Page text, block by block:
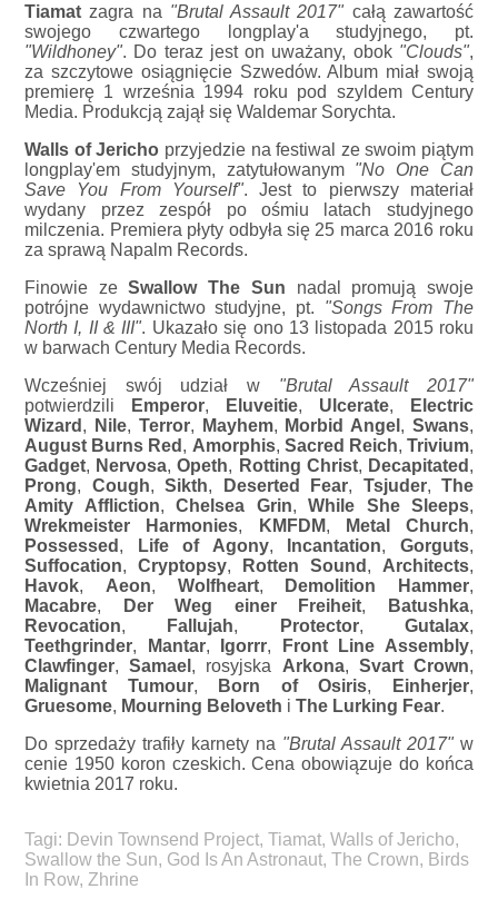
Tiamat zagra na "Brutal Assault 2017"całą zawartość
swojego czwartego longplay'a studyjnego, pt.
"Wildhoney". Do teraz jest on uważany, obok "Clouds",
za szczytowe osiągnięcie Szwedów. Album miał swoją
premierę 1 września 1994 roku pod szyldem Century
Media. Produkcją zajął się Waldemar Sorychta.
Walls of Jericho przyjedzie na festiwal ze swoim piątym
longplay'em studyjnym, zatytułowanym "No One Can
Save You From Yourself". Jest to pierwszy materiał
wydany przez zespół po ośmiu latach studyjnego
milczenia. Premiera płyty odbyła się 25 marca 2016 roku
za sprawą Napalm Records.
Finowie zeSwallow The Sun nadal promują swoje
potrójne wydawnictwo studyjne, pt. "Songs From The
North I, II & III". Ukazało się ono 13 listopada 2015 roku
w barwach Century Media Records.
Wcześniej swój udział w "Brutal Assault 2017"
potwierdzili
Emperor, Eluveitie, Ulcerate,
Electric
Wizard , Nile, Terror, Mayhem, Morbid Angel , Swans,
August Burns Red , Amorphis, Sacred Reich,Trivium,
Gadget, Nervosa,Opeth, Rotting Christ, Decapitated ,
Prong, Cough,Sikth, Deserted Fear, Tsjuder,The
Amity Affliction,Chelsea Grin,While She Sleeps,
Wrekmeister Harmonies, KMFDM, Metal Church,
Possessed , Life of Agony, Incantation, Gorguts,
Suffocation,Cryptopsy, Rotten Sound , Architects,
Havok, Aeon, Wolfheart, Demolition Hammer,
Macabre, Der Weg einer Freiheit, Batushka,
Revocation, Fallujah, Protector, Gutalax,
Teethgrinder, Mantar, Igorrr, Front Line Assembly,
Clawfinger,Samael , rosyjska Arkona, Svart Crown,
Malignant Tumour, Born of Osiris, Einherjer,
Gruesome, Mourning Beloveth iThe Lurking Fear.
Do sprzedaży trafiły karnety na "Brutal Assault 2017"w
cenie 1950 koron czeskich. Cena obowiązuje do końca
kwietnia 2017 roku.
Tagi: Devin Townsend Project,Tiamat,Walls of Jericho,
Swallow the Sun, God Is An Astronaut,The Crown, Birds
In Row, Zhrine